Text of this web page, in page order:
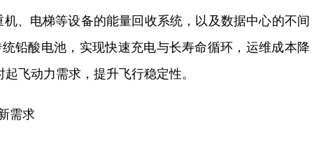
、电梯等设备的能量回收系统，以及数据中心的不间
铅酸电池，实现快速充电与长寿命循环，运维成本降
飞动力需求，提升飞行稳定性。
需求